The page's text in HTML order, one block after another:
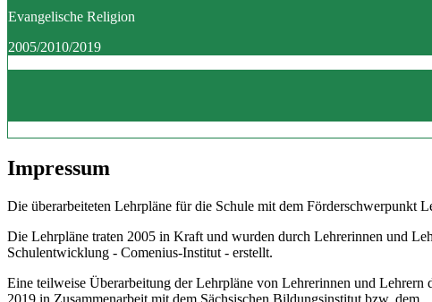
Evangelische Religion
2005/2010/2019
Impressum
Die überarbeiteten Lehrpläne für die Schule mit dem Förderschwerpunkt
Die Lehrpläne traten 2005 in Kraft und wurden durch Lehrerinnen und
Schulentwicklung - Comenius-Institut - erstellt.
Eine teilweise Überarbeitung der Lehrpläne von Lehrerinnen und
2019 in Zusammenarbeit mit dem Sächsischen Bildungsinstitut bzw. dem